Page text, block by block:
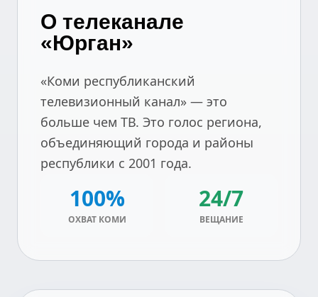
О телеканале
«Юрган»
«Коми республиканский
телевизионный канал» — это
больше чем ТВ. Это голос региона,
объединяющий города и районы
республики с 2001 года.
100%
ОХВАТ КОМИ
24/7
ВЕЩАНИЕ